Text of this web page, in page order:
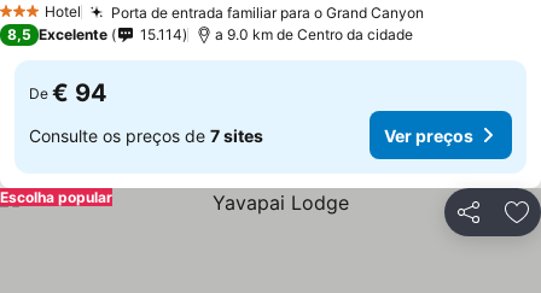
3 EstrelasHotel Porta de entrada familiar para o Grand Canyon
8,5 Excelente 15.114 a 9.0 km de Centro da cidade
De € 94
Consulte os preços de 7 sites Ver preços
Partilhar
Escolha popular